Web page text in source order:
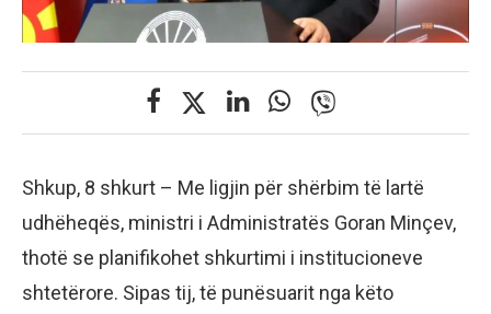
Shkup, 8 shkurt – Me ligjin për shërbim të lartë
udhëheqës, ministri i Administratës Goran Minçev,
thotë se planifikohet shkurtimi i institucioneve
shtetërore. Sipas tij, të punësuarit nga këto